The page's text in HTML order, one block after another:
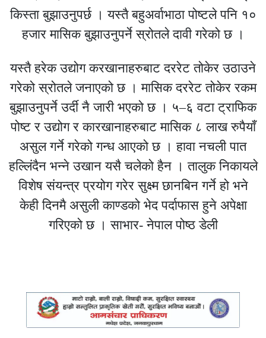
किस्ता बुझाउनुपर्छ । यस्तै बहुअर्वाभाठा पोष्टले पनि १०
हजार मासिक बुझाउनुपर्ने स्रोतले दावी गरेको छ ।
यस्तै हरेक उद्योग करखानाहरुबाट दररेट तोकेर उठाउने
गरेको स्रोतले जनाएको छ । मासिक दररेट तोकेर रकम
बुझाउनुपर्ने उर्दी नै जारी भएको छ । ५–६ वटा ट्राफिक
पोष्ट र उद्योग र कारखानाहरुबाट मासिक ८ लाख रुपैयाँ
असुल गर्ने गरेको गन्ध आएको छ । हावा नचली पात
हल्लिंदैन भन्ने उखान यसै चलेको हैन । तालुक निकायले
विशेष संयन्त्र प्रयोग गरेर सुक्ष्म छानबिन गर्ने हो भने
केही दिनमै असुली काण्डको भेद पर्दाफास हुने अपेक्षा
गरिएको छ । साभार- नेपाल पोष्ठ डेली